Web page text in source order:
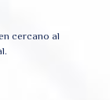
cercano al